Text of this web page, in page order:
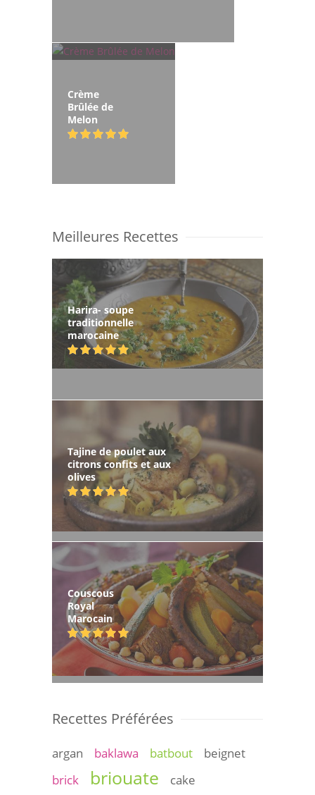
Crème
Brûlée de
Melon
Meilleures Recettes
Harira- soupe
traditionnelle
marocaine
Tajine de poulet aux
citrons confits et aux
olives
Couscous
Royal
Marocain
Recettes Préférées
argan baklawa batbout
beignet
brick
briouate
cake